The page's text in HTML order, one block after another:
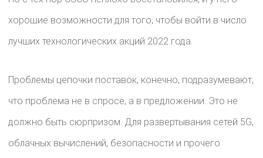
хорошие возможности для того, чтобы войти в число
лучших технологических акций 2022 года.
Проблемы цепочки поставок, конечно, подразумевают,
что проблема не в спросе, а в предложении. Это не
должно быть сюрпризом. Для развертывания сетей 5G,
облачных вычислений, безопасности и прочего